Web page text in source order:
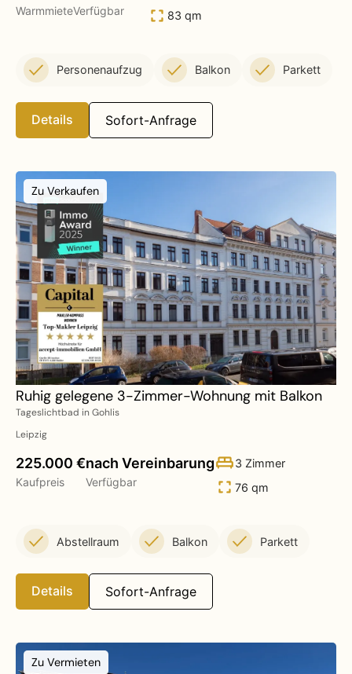
WarmmieteVerfügbar
83 qm
Personenaufzug Balkon Parkett
Details Sofort-Anfrage
Zu Verkaufen
Ruhig gelegene 3-Zimmer-Wohnung mit Balkon
Tageslichtbad in Gohlis
Leipzig
225.000 €
Kaufpreis
nach Vereinbarung
Verfügbar
3 Zimmer
76 qm
Abstellraum Balkon Parkett
Details Sofort-Anfrage
Zu Vermieten